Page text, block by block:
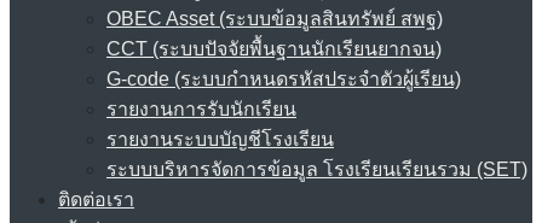
OBEC Asset (ระบบข้อมูลสินทรัพย์ สพฐ)
CCT (ระบบปัจจัยพื้นฐานนักเรียนยากจน)
G-code (ระบบกำหนดรหัสประจำตัวผู้เรียน)
รายงานการรับนักเรียน
รายงานระบบบัญชีโรงเรียน
ระบบบริหารจัดการข้อมูล โรงเรียนเรียนรวม (SET)
ติดต่อเรา